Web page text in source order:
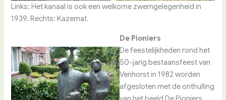
Links: Het kanaal is ook een welkome zwemgelegenheid in
1939. Rechts: Kazemat.
De Pioniers
De feestelijkheden rond het
50-jarig bestaansfeest van
Venhorst in 1982 worden
afgesloten met de onthulling